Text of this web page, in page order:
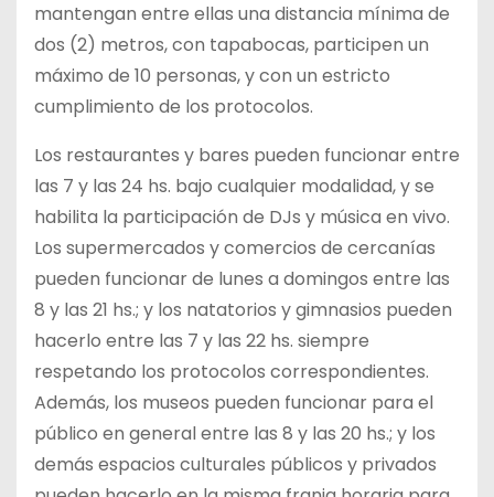
mantengan entre ellas una distancia mínima de
dos (2) metros, con tapabocas, participen un
máximo de 10 personas, y con un estricto
cumplimiento de los protocolos.
Los restaurantes y bares pueden funcionar entre
las 7 y las 24 hs. bajo cualquier modalidad, y se
habilita la participación de DJs y música en vivo.
Los supermercados y comercios de cercanías
pueden funcionar de lunes a domingos entre las
8 y las 21 hs.; y los natatorios y gimnasios pueden
hacerlo entre las 7 y las 22 hs. siempre
respetando los protocolos correspondientes.
Además, los museos pueden funcionar para el
público en general entre las 8 y las 20 hs.; y los
demás espacios culturales públicos y privados